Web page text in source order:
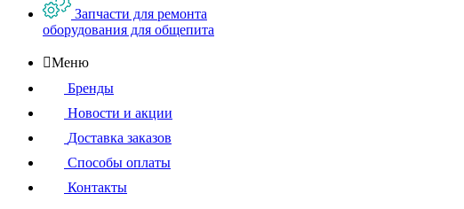
Запчасти для ремонта
оборудования для общепита
Меню
Бренды
Новости и акции
Доставка заказов
Способы оплаты
Контакты